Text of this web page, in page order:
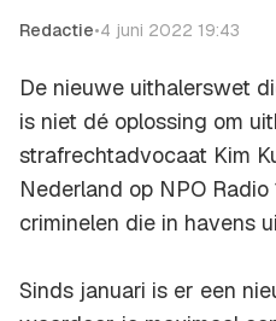
Redactie•4 juni 2022 19:43
De nieuwe uithalerswet
is niet dé oplossing om
strafrechtadvocaat Kim
Nederland op NPO Radio
criminelen die in havens
Sinds januari is er een